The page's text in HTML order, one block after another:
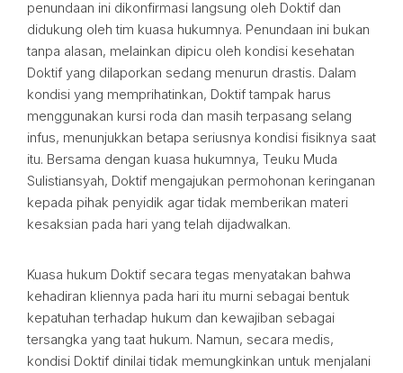
penundaan ini dikonfirmasi langsung oleh Doktif dan
didukung oleh tim kuasa hukumnya. Penundaan ini bukan
tanpa alasan, melainkan dipicu oleh kondisi kesehatan
Doktif yang dilaporkan sedang menurun drastis. Dalam
kondisi yang memprihatinkan, Doktif tampak harus
menggunakan kursi roda dan masih terpasang selang
infus, menunjukkan betapa seriusnya kondisi fisiknya saat
itu. Bersama dengan kuasa hukumnya, Teuku Muda
Sulistiansyah, Doktif mengajukan permohonan keringanan
kepada pihak penyidik agar tidak memberikan materi
kesaksian pada hari yang telah dijadwalkan.
Kuasa hukum Doktif secara tegas menyatakan bahwa
kehadiran kliennya pada hari itu murni sebagai bentuk
kepatuhan terhadap hukum dan kewajiban sebagai
tersangka yang taat hukum. Namun, secara medis,
kondisi Doktif dinilai tidak memungkinkan untuk menjalani